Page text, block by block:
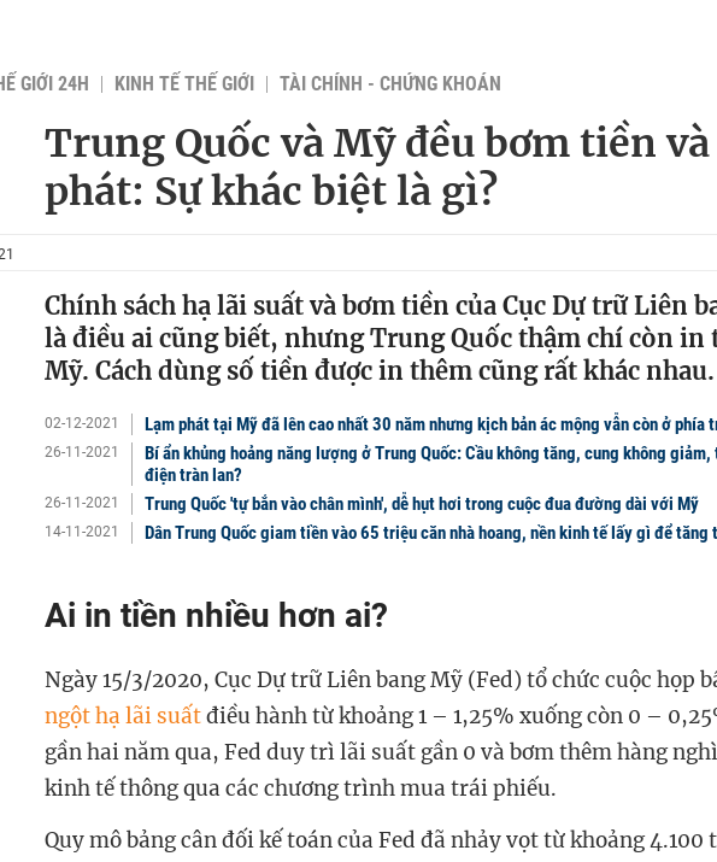
GIỚI 24H KINH TẾ THẾ GIỚI TÀI CHÍNH - CHỨNG KHOÁN
Trung Quốc và Mỹ đều bơm tiền
phát: Sự khác biệt là gì?
Chính sách hạ lãi suất và bơm tiền của Cục Dự trữ Liên
là điều ai cũng biết, nhưng Trung Quốc thậm chí còn in
Mỹ. Cách dùng số tiền được in thêm cũng rất khác nhau.
02-12-2021 Lạm phát tại Mỹ đã lên cao nhất 30 năm nhưng kịch bản ác mộng vẫn còn ở phía
26-11-2021
Bí ẩn khủng hoảng năng lượng ở Trung Quốc: Cầu không tăng, cung không
điện tràn lan?
26-11-2021 Trung Quốc 'tự bắn vào chân mình', dễ hụt hơi trong cuộc đua đường dài với Mỹ
14-11-2021 Dân Trung Quốc giam tiền vào 65 triệu căn nhà hoang, nền kinh tế lấy gì để tăng
Ai in tiền nhiều hơn ai?
Ngày 15/3/2020, Cục Dự trữ Liên bang Mỹ (Fed) tổ chức cuộc họp
ngột hạ lãi suấtđiều hành từ khoảng 1 – 1,25% xuống còn 0 –
gần hai năm qua, Fed duy trì lãi suất gần 0 và bơm thêm hàng
kinh tế thông qua các chương trình mua trái phiếu.
Quy mô bảng cân đối kế toán của Fed đã nhảy vọt từ khoảng 4.100